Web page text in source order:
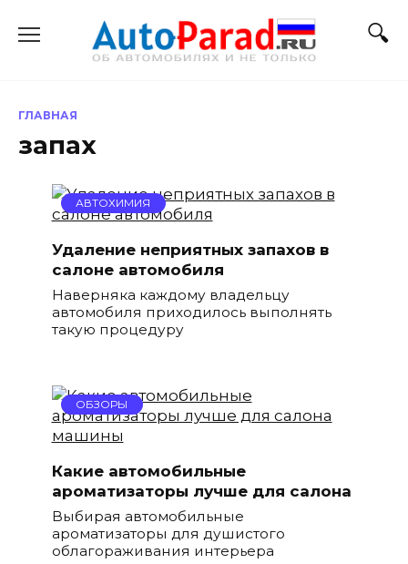
содержанию
ГЛАВНАЯ
запах
АВТОХИМИЯ
Удаление неприятных запахов в
салоне автомобиля
Наверняка каждому владельцу
автомобиля приходилось выполнять
такую процедуру
ОБЗОРЫ
Какие автомобильные
ароматизаторы лучше для салона
Выбирая автомобильные
ароматизаторы для душистого
облагораживания интерьера